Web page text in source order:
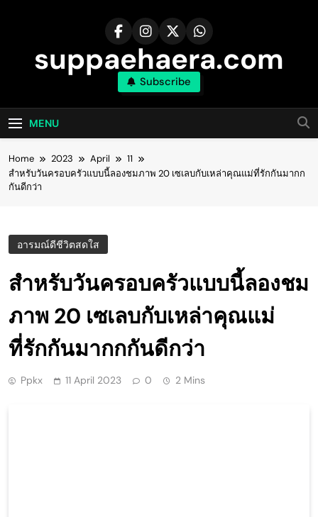
suppaehaera.com
Subscribe
MENU
Home 2023 April
11
สำหรับวันครอบครัวแบบนี้ลองชมภาพ 20 เซเลบกับเหล่าคุณแม่ที่รักกันมากก
กันดีกว่า
อารมณ์ดีชีวิตสดใส
สำหรับวันครอบครัวแบบนี้ลองชม
ภาพ 20 เซเลบกับเหล่าคุณแม่
ที่รักกันมากกกันดีกว่า
Ppkx 11 April 2023 0 2 Mins